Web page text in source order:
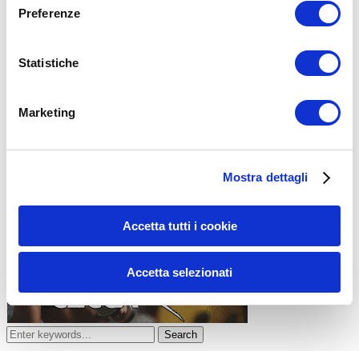
Preferenze
Statistiche
Marketing
Mostra dettagli
Accetta tutti i cookie
Accetta selezionati